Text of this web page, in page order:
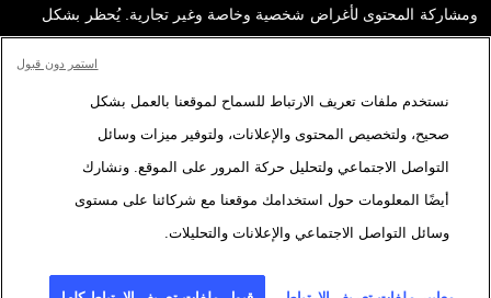
ومشاركة المحتوى لأغراض شخصية وخاصة وغير تجارية. يُحظر بشكل
ترخيص محددة موقعة مع وكالة فرانس برس. المواد والروابط الواردة في
التقارير، والتي لم تنتجها وكالة فرانس برس، مستخدمة فقط وبالقدر
اللازم كعناصر إثبات لمحتوى هذه التقارير. لم تحصل فرانس برس على أي
حقوق من المؤلفين أو مالكي حقوق النشر لهذا المحتوى ولا تتحمّل أي
مسؤوليّة في هذا الصدد. وكالة فرانس برس وشعارها علامتان تجاريتان
نستخدم ملفات تعريف الارتباط للسماح لموقعنا بالعمل بشكل
صحيح، ولتخصيص المحتوى والإعلانات، ولتوفير ميزات وسائل
التواصل الاجتماعي ولتحليل حركة المرور على الموقع. ونشارك
أيضًا المعلومات حول استخدامك موقعنا مع شركائنا على مستوى
وسائل التواصل الاجتماعي والإعلانات والتحليلات.
استمر دون قبول